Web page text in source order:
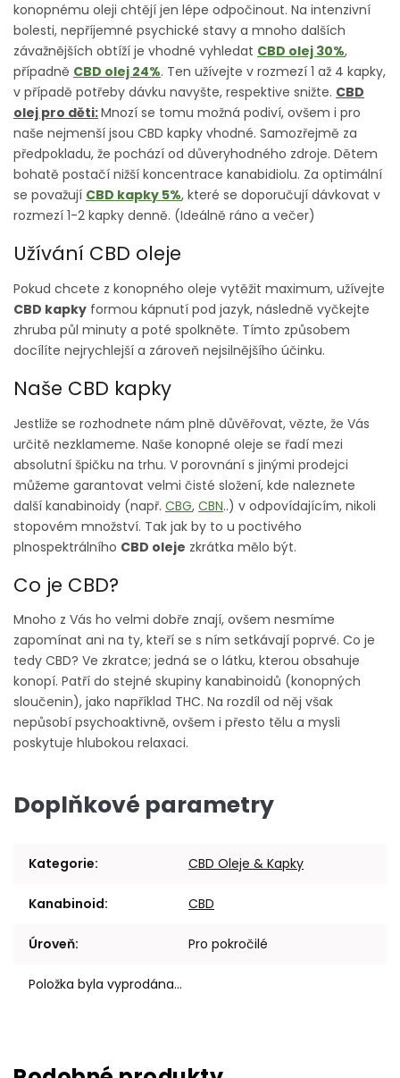
konopnému oleji chtějí jen lépe odpočinout. Na intenzivní
bolesti, nepříjemné psychické stavy a mnoho dalších
závažnějších obtíží je vhodné vyhledat CBD olej 30%,
případně CBD olej 24%. Ten užívejte v rozmezí 1 až 4 kapky,
v případě potřeby dávku navyšte, respektive snižte. CBD
olej pro děti:Mnozí se tomu možná podiví, ovšem i pro
naše nejmenší jsou CBD kapky vhodné. Samozřejmě za
předpokladu, že pochází od důveryhodného zdroje. Dětem
bohatě postačí nižší koncentrace kanabidiolu. Za optimální
se považují CBD kapky 5%, které se doporučují dávkovat v
rozmezí 1-2 kapky denně. (Ideálně ráno a večer)
Užívání CBD oleje
Pokud chcete z konopného oleje vytěžit maximum, užívejte
CBD kapky formou kápnutí pod jazyk, následně vyčkejte
zhruba půl minuty a poté spolkněte. Tímto způsobem
docílíte nejrychlejší a zároveň nejsilnějšího účinku.
Naše CBD kapky
Jestliže se rozhodnete nám plně důvěřovat, vězte, že Vás
určitě nezklameme. Naše konopné oleje se řadí mezi
absolutní špičku na trhu. V porovnání s jinými prodejci
můžeme garantovat velmi čisté složení, kde naleznete
další kanabinoidy (např. CBG, CBN..) v odpovídajícím, nikoli
stopovém množství. Tak jak by to u poctivého
plnospektrálního CBD oleje zkrátka mělo být.
Co je CBD?
Mnoho z Vás ho velmi dobře znají, ovšem nesmíme
zapomínat ani na ty, kteří se s ním setkávají poprvé. Co je
tedy CBD? Ve zkratce; jedná se o látku, kterou obsahuje
konopí. Patří do stejné skupiny kanabinoidů (konopných
sloučenin), jako například THC. Na rozdíl od něj však
nepůsobí psychoaktivně, ovšem i přesto tělu a mysli
poskytuje hlubokou relaxaci.
Doplňkové parametry
Kategorie: CBD Oleje & Kapky
Kanabinoid: CBD
Úroveň: Pro pokročilé
Položka byla vyprodána…